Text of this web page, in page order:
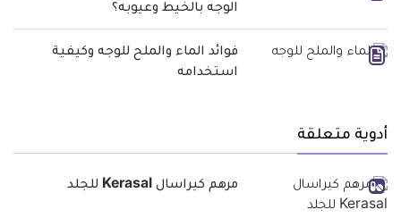
الوجه بالخيط وعيوبه؟
فوائد الماء والملح للوجه وكيفية
استخدامه
أدوية متعلقة
مرهم كيراسال Kerasal للجلد